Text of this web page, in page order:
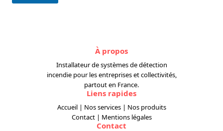
À propos
Installateur de systèmes de détection
incendie pour les entreprises et collectivités,
partout en France.
Liens rapides
Accueil| Nos services| Nos produits
Contact| Mentions légales
Contact